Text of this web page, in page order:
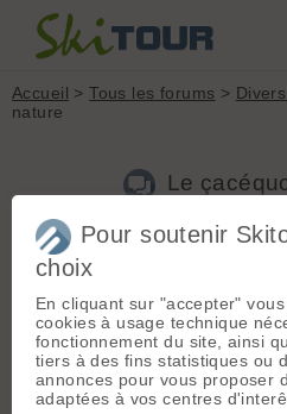
Accueil >Tous les forums >
nature
Le
Aller à la page :
Nouveau sujet Voir tous les
S
superpapy²[1362posts] -
jc69 a dit :
Pour soutenir
choix
En cliquant sur "accepter"
cookies à usage technique
fonctionnement du site, ainsi
tiers à des fins statistiques ou
annonces pour vous proposer
adaptées à vos centres